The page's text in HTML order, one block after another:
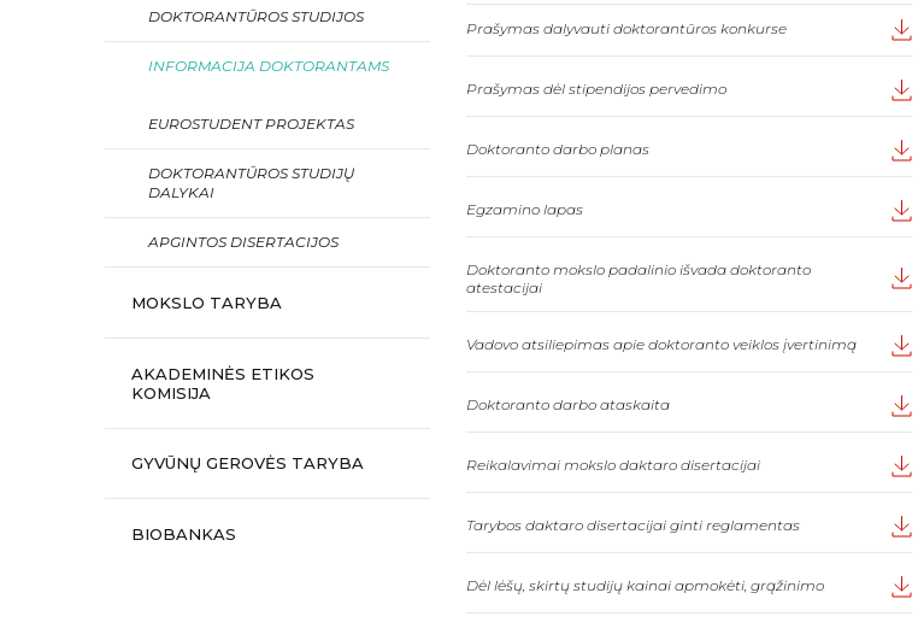
DOKTORANTŪROS STUDIJOS
INFORMACIJA DOKTORANTAMS
EUROSTUDENT PROJEKTAS
DOKTORANTŪROS STUDIJŲ
DALYKAI
APGINTOS DISERTACIJOS
MOKSLO TARYBA
AKADEMINĖS ETIKOS
KOMISIJA
GYVŪNŲ GEROVĖS TARYBA
BIOBANKAS
Prašymas dalyvauti doktorantūros konkurse
Prašymas dėl stipendijos pervedimo
Doktoranto darbo planas
Egzamino lapas
Doktoranto mokslo padalinio išvada doktoranto
atestacijai
Vadovo atsiliepimas apie doktoranto veiklos įvertinimą
Doktoranto darbo ataskaita
Reikalavimai mokslo daktaro disertacijai
Tarybos daktaro disertacijai ginti reglamentas
Dėl lėšų, skirtų studijų kainai apmokėti, grąžinimo